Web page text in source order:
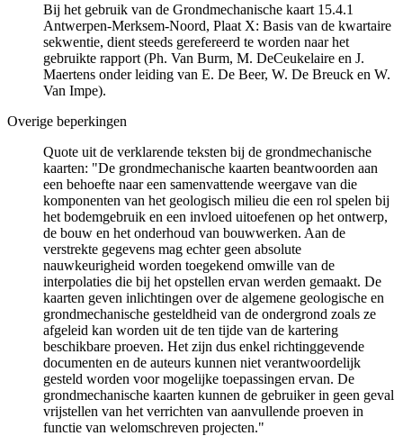
Bij het gebruik van de Grondmechanische kaart 15.4.1
Antwerpen-Merksem-Noord, Plaat X: Basis van de kwartaire
sekwentie, dient steeds gerefereerd te worden naar het
gebruikte rapport (Ph. Van Burm, M. DeCeukelaire en J.
Maertens onder leiding van E. De Beer, W. De Breuck en W.
Van Impe).
Overige beperkingen
Quote uit de verklarende teksten bij de grondmechanische
kaarten: "De grondmechanische kaarten beantwoorden aan
een behoefte naar een samenvattende weergave van die
komponenten van het geologisch milieu die een rol spelen bij
het bodemgebruik en een invloed uitoefenen op het ontwerp,
de bouw en het onderhoud van bouwwerken. Aan de
verstrekte gegevens mag echter geen absolute
nauwkeurigheid worden toegekend omwille van de
interpolaties die bij het opstellen ervan werden gemaakt. De
kaarten geven inlichtingen over de algemene geologische en
grondmechanische gesteldheid van de ondergrond zoals ze
afgeleid kan worden uit de ten tijde van de kartering
beschikbare proeven. Het zijn dus enkel richtinggevende
documenten en de auteurs kunnen niet verantwoordelijk
gesteld worden voor mogelijke toepassingen ervan. De
grondmechanische kaarten kunnen de gebruiker in geen geval
vrijstellen van het verrichten van aanvullende proeven in
functie van welomschreven projecten."